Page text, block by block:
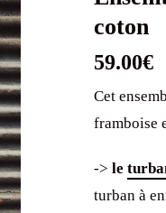
coton
59.00€
Cet
framboise
->le
turban à